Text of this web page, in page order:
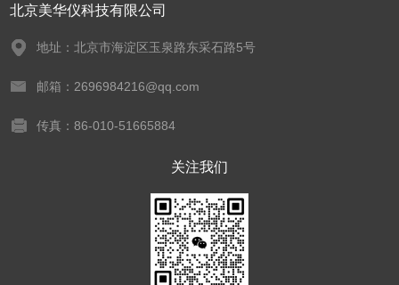
北京美华仪科技有限公司
地址：北京市海淀区玉泉路东采石路5号
邮箱：2696984216@qq.com
传真：86-010-51665884
关注我们